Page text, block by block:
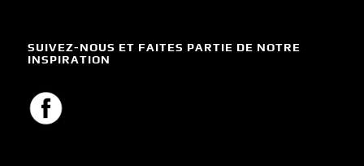
SUIVEZ-NOUS ET FAITES PARTIE DE NOTRE
INSPIRATION